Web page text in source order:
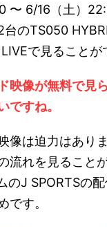
〜 6/16（土）
台のTS050
で見ることが
映像が無料で見
ですね。
像は迫力はあり
流れを見ること
のJ SPORTSの
です。